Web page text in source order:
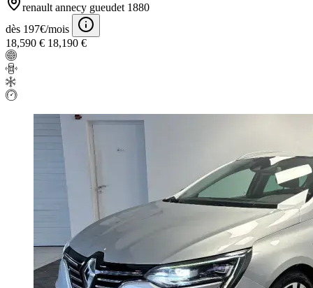
renault annecy gueudet 1880
dès 197€/mois
18,590 € 18,190 €